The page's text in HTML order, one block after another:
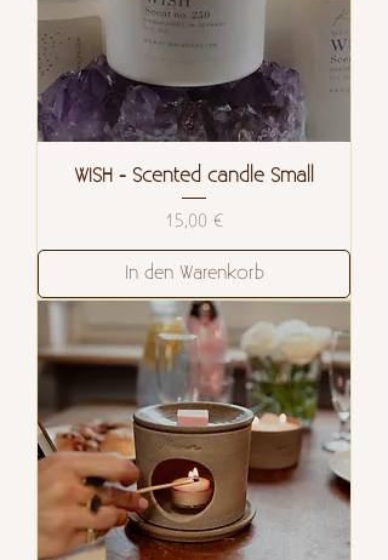
WISH - Scented candle Small
Preis
15,00 €
In den Warenkorb